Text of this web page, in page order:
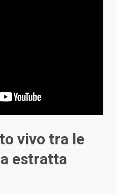
vivo tra le
estratta